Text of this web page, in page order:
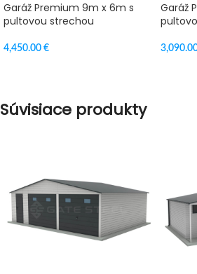
Garáž Premium 9m x 6m s
pultovou strechou
4,450.00 €
Garáž
Súvisiace produkty